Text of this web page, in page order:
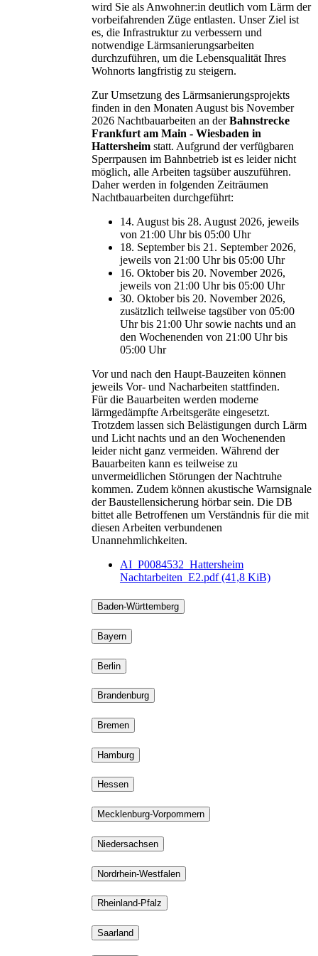
wird Sie als Anwohner:in deutlich vom Lärm der
vorbeifahrenden Züge entlasten. Unser Ziel ist
es, die Infrastruktur zu verbessern und
notwendige Lärmsanierungsarbeiten
durchzuführen, um die Lebensqualität Ihres
Wohnorts langfristig zu steigern.
Zur Umsetzung des Lärmsanierungsprojekts
finden in den Monaten August bis November
2026 Nachtbauarbeiten an derBahnstrecke
Frankfurt am Main - Wiesbaden in
Hattersheimstatt. Aufgrund der verfügbaren
Sperrpausen im Bahnbetrieb ist es leider nicht
möglich, alle Arbeiten tagsüber auszuführen.
Daher werden in folgenden Zeiträumen
Nachtbauarbeiten durchgeführt:
14. August bis 28. August 2026, jeweils
von 21:00 Uhr bis 05:00 Uhr
18. September bis 21. September 2026,
jeweils von 21:00 Uhr bis 05:00 Uhr
16. Oktober bis 20. November 2026,
jeweils von 21:00 Uhr bis 05:00 Uhr
30. Oktober bis 20. November 2026,
zusätzlich teilweise tagsüber von 05:00
Uhr bis 21:00 Uhr sowie nachts und an
den Wochenenden von 21:00 Uhr bis
05:00 Uhr
Vor und nach den Haupt-Bauzeiten können
jeweils Vor- und Nacharbeiten stattfinden.
Für die Bauarbeiten werden moderne
lärmgedämpfte Arbeitsgeräte eingesetzt.
Trotzdem lassen sich Belästigungen durch Lärm
und Licht nachts und an den Wochenenden
leider nicht ganz vermeiden. Während der
Bauarbeiten kann es teilweise zu
unvermeidlichen Störungen der Nachtruhe
kommen. Zudem können akustische Warnsignale
der Baustellensicherung hörbar sein. Die DB
bittet alle Betroffenen um Verständnis für die mit
diesen Arbeiten verbundenen
Unannehmlichkeiten.
AI_P0084532_Hattersheim
Nachtarbeiten_E2.pdf(41,8 KiB)
Baden-Württemberg
Bayern
Berlin
Brandenburg
Bremen
Hamburg
Hessen
Mecklenburg-Vorpommern
Niedersachsen
Nordrhein-Westfalen
Rheinland-Pfalz
Saarland